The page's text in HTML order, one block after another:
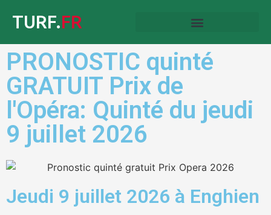
TURF.FR
PRONOSTIC quinté
GRATUIT Prix de
l'Opéra: Quinté du jeudi
9 juillet 2026
Jeudi 9 juillet 2026 à Enghien